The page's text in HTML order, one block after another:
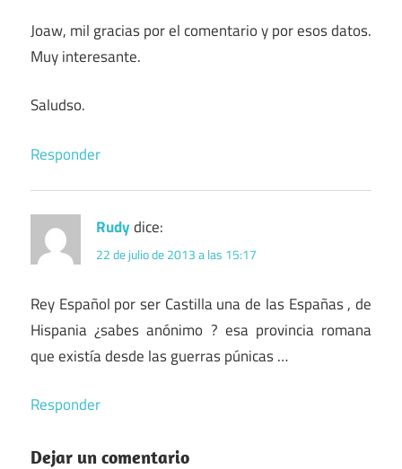
Joaw, mil gracias por el comentario y por esos datos.
Muy interesante.
Saludso.
Responder
Rudydice:
22 de julio de 2013 a las 15:17
Rey Español por ser Castilla una de las Españas , de
Hispania ¿sabes anónimo ? esa provincia romana
que existía desde las guerras púnicas …
Responder
Dejar un comentario